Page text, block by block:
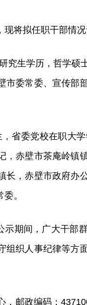
将拟任职干部情况
究生学历，哲学
市委常委、宣传
省委党校在职大
，赤壁市茶庵岭
长，赤壁市政府办
。
期间，广大干部
组织人事纪律等方
邮政编码：